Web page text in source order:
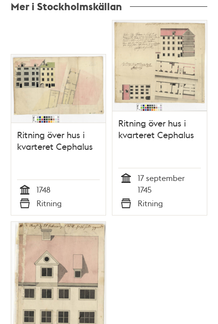
Mer i Stockholmskällan
teman
Ritning över hus i
kvarteret Cephalus
Tid
1748
Typ
Ritning
Ritning över hus i
kvarteret Cephalus
17 september
1745
Typ
Ritning